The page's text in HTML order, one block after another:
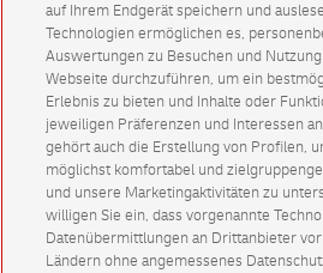
auf Ihrem Endgerät speichern und
Technologien ermöglichen es,
Auswertungen zu Besuchen und
Webseite durchzuführen, um ein
Erlebnis zu bieten und Inhalte oder
jeweiligen Präferenzen und Interessen
gehört auch die Erstellung von Profilen,
möglichst komfortabel und
und unsere Marketingaktivitäten zu
willigen Sie ein, dass vorgenannte
Datenübermittlungen an Drittanbieter
Ländern ohne angemessenes